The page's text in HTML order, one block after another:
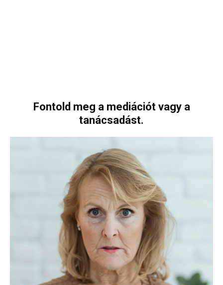
Fontold meg a mediációt vagy a
tanácsadást.